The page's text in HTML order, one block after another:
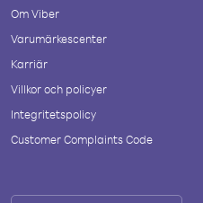
Om Viber
Varumärkescenter
Karriär
Villkor och policyer
Integritetspolicy
Customer Complaints Code